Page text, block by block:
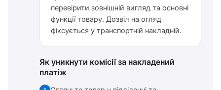
перевірити зовнішній вигляд та основні
функції товару. Дозвіл на огляд
фіксується у транспортній накладній.
Як уникнути комісії за накладений
платіж